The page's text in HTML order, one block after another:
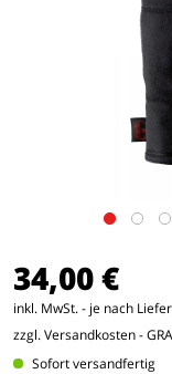
34,00 €
inkl. MwSt. - je nach
zzgl. Versandkosten-
Sofort versandfertig